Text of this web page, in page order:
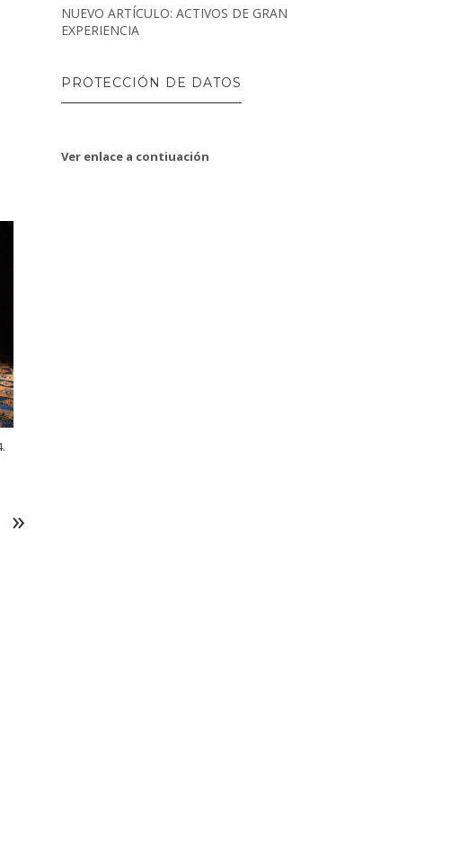
NUEVO ARTÍCULO: ACTIVOS DE GRAN
EXPERIENCIA
PROTECCIÓN DE DATOS
Ver enlace a contiuación